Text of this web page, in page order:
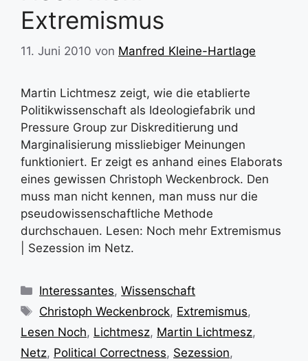
Extremismus
11. Juni 2010 von Manfred Kleine-Hartlage
Martin Lichtmesz zeigt, wie die etablierte
Politikwissenschaft als Ideologiefabrik und
Pressure Group zur Diskreditierung und
Marginalisierung missliebiger Meinungen
funktioniert. Er zeigt es anhand eines Elaborats
eines gewissen Christoph Weckenbrock. Den
muss man nicht kennen, man muss nur die
pseudowissenschaftliche Methode
durchschauen. Lesen: Noch mehr Extremismus
| Sezession im Netz.
Kategorien
Interessantes,Wissenschaft
Schlagwörter
Christoph Weckenbrock, Extremismus,
Lesen Noch, Lichtmesz, Martin Lichtmesz,
Netz, Political Correctness, Sezession,